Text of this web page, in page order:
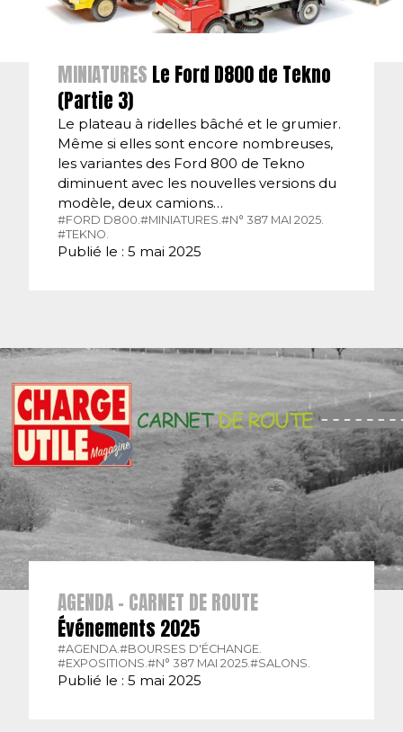
MINIATURES Le Ford D800 de Tekno
(Partie 3)
Le plateau à ridelles bâché et le grumier.
Même si elles sont encore nombreuses,
les variantes des Ford 800 de Tekno
diminuent avec les nouvelles versions du
modèle, deux camions…
#FORD D800.#MINIATURES.#N° 387 MAI 2025.
#TEKNO.
Publié le : 5 mai 2025
AGENDA - CARNET DE ROUTE
Événements 2025
#AGENDA. #BOURSES D'ÉCHANGE.
#EXPOSITIONS. #N° 387 MAI 2025. #SALONS.
Publié le : 5 mai 2025